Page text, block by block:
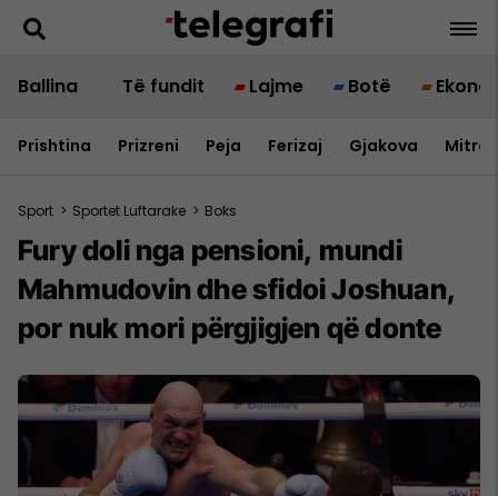
Ballina Të fundit Lajme Botë
Prishtina Prizreni Peja Ferizaj Gjakova
Sport > Sportet Luftarake > Boks
Fury doli nga pensioni, mundi
Mahmudovin dhe sfidoi Joshuan,
por nuk mori përgjigjen që donte